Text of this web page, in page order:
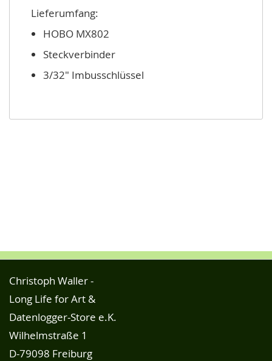
Lieferumfang:
HOBO MX802
Steckverbinder
3/32" Imbusschlüssel
Christoph Waller -
Long Life for Art &
Datenlogger-Store e.K.
Wilhelmstraße 1
D-79098 Freiburg